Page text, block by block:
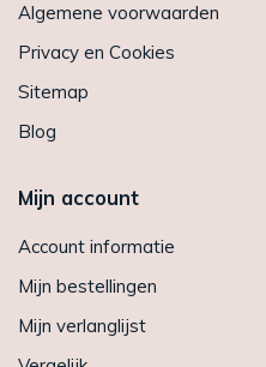
Algemene voorwaarden
Privacy en Cookies
Sitemap
Blog
Mijn account
Account informatie
Mijn bestellingen
Mijn verlanglijst